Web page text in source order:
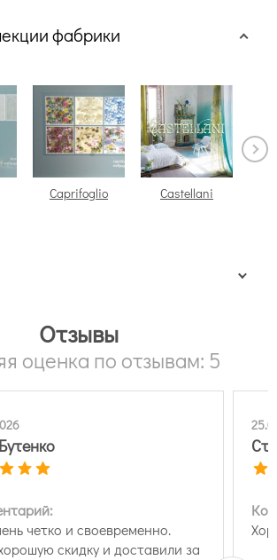
фабрики
Caprifoglio Castellani
Отзывы
оценка по отзывам: 5
четко и своевременно.
скидку и доставили за